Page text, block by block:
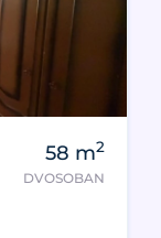
58 m2
DVOSOBAN